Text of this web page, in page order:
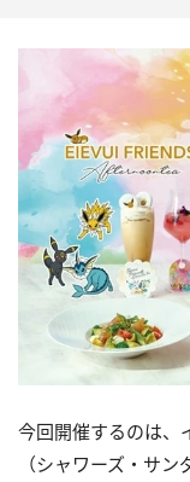
今回開催するのは、
（シャワーズ・サ